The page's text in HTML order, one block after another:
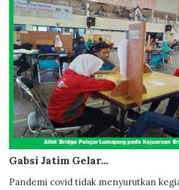
Gabsi Jatim Gelar...
Pandemi covid tidak menyurutkan